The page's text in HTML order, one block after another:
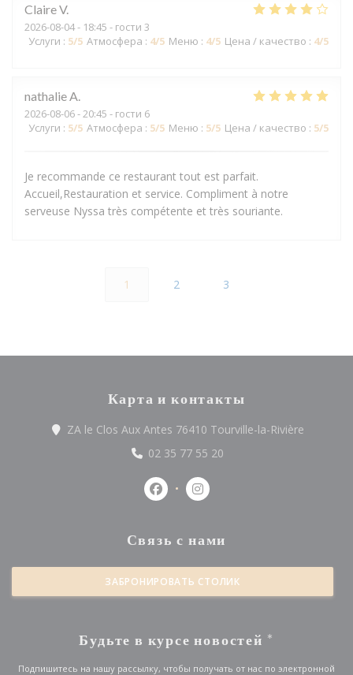
ClaireV
2026-08-04- 18:45 - гости 3
Услуги : 5/5 Атмосфера : 4/5 Меню : 4/5 Цена / качество : 4/5
nathalie A
2026-08-06- 20:45 - гости 6
Услуги : 5/5 Атмосфера : 5/5 Меню : 5/5 Цена / качество : 5/5
Je recommande ce restaurant tout est parfait.
Accueil,Restauration et service. Compliment à notre
serveuse Nyssa très compétente et très souriante.
1 2 3
Карта и контакты
ZA le Clos Aux Antes 76410 Tourville-la-Rivière
02 35 77 55 20
Facebook ((открывается в
Instagram
Связь с нами
ЗАБРОНИРОВАТЬ СТОЛИК
Будьте в курсе новостей *
Подпишитесь на нашу рассылку, чтобы получать от нас по электронной